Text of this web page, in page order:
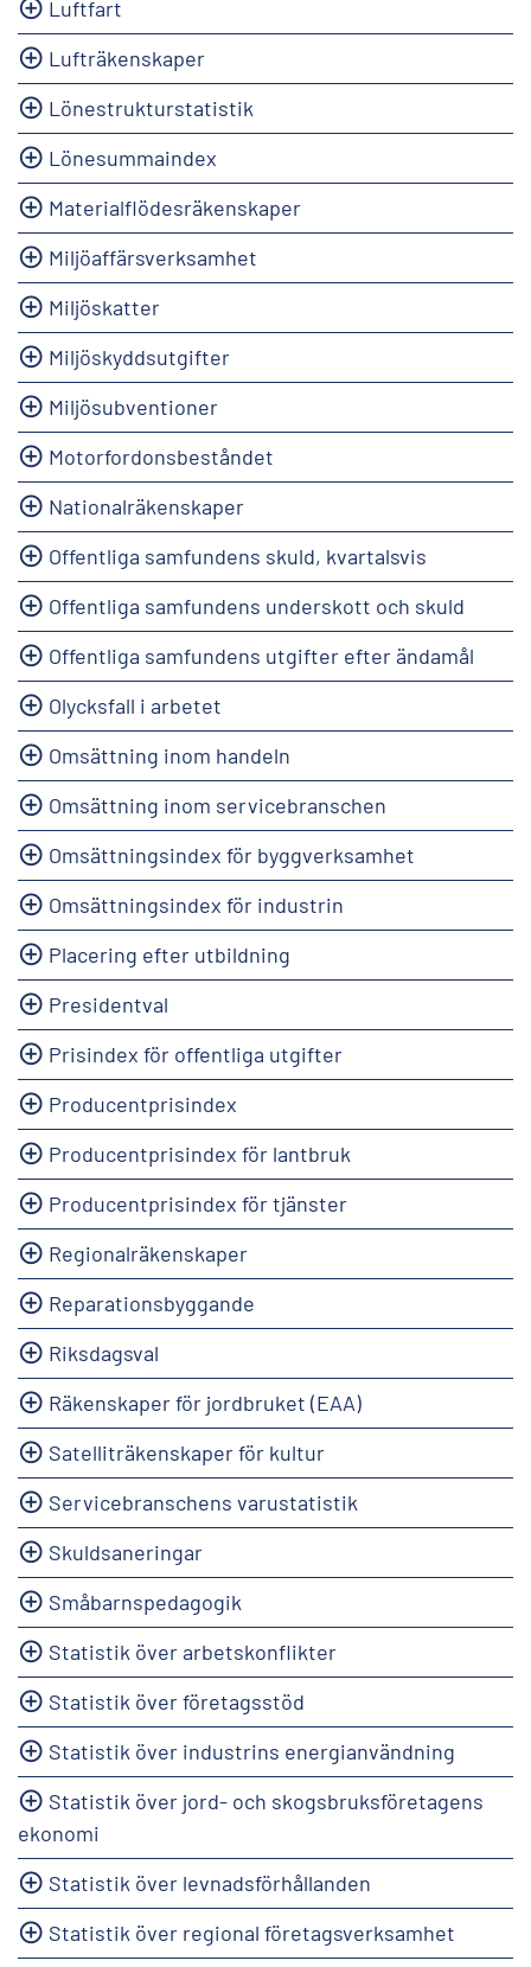
Luftfart
Lufträkenskaper
Lönestrukturstatistik
Lönesummaindex
Materialflödesräkenskaper
Miljöaffärsverksamhet
Miljöskatter
Miljöskyddsutgifter
Miljösubventioner
Motorfordonsbeståndet
Nationalräkenskaper
Offentliga samfundens skuld, kvartalsvis
Offentliga samfundens underskott och skuld
Offentliga samfundens utgifter efter ändamål
Olycksfall i arbetet
Omsättning inom handeln
Omsättning inom servicebranschen
Omsättningsindex för byggverksamhet
Omsättningsindex för industrin
Placering efter utbildning
Presidentval
Prisindex för offentliga utgifter
Producentprisindex
Producentprisindex för lantbruk
Producentprisindex för tjänster
Regionalräkenskaper
Reparationsbyggande
Riksdagsval
Räkenskaper för jordbruket (EAA)
Satelliträkenskaper för kultur
Servicebranschens varustatistik
Skuldsaneringar
Småbarnspedagogik
Statistik över arbetskonflikter
Statistik över företagsstöd
Statistik över industrins energianvändning
Statistik över jord- och skogsbruksföretagens
ekonomi
Statistik över levnadsförhållanden
Statistik över regional företagsverksamhet